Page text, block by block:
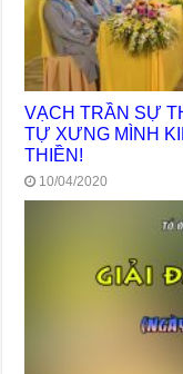
VẠCH TRẦN SỰ
TỰ XƯNG MÌNH
THIỀN!
10/04/2020